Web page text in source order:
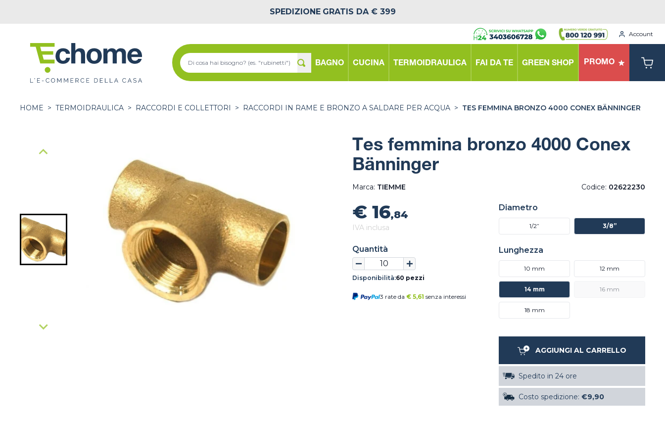
SPEDIZIONE GRATIS DA € 399
Account
BAGNO CUCINA TERMOIDRAULICA FAI DA TE GREEN SHOP PROMO
HOME > TERMOIDRAULICA > RACCORDI E COLLETTORI > RACCORDI IN RAME E BRONZO A SALDARE PER ACQUA > TES FEMMINA BRONZO 4000 CONEX BÄNNINGER
Tes femmina bronzo 4000 Conex
Bänninger
Marca: TIEMME Codice: 02622230
€ 16,84
IVA inclusa
Quantità
Disponibilità:60 pezzi
3 rate da € 5,61 senza interessi
Diametro
1/2” 3/8”
Lunghezza
10 mm 12 mm
14 mm 16 mm
18 mm
AGGIUNGI AL CARRELLO
Spedito in 24 ore
Costo spedizione: €9,90